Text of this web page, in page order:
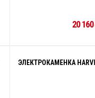
20 160
ЭЛЕКТРОКАМЕНКА